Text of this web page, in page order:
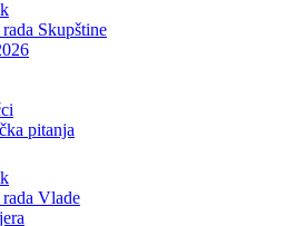
Skupštine
pitanja